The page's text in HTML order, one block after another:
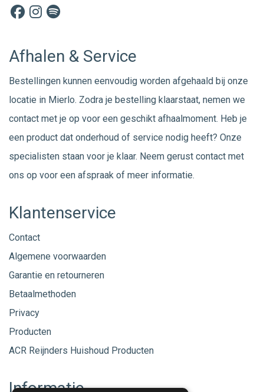
Afhalen & Service
Bestellingen kunnen eenvoudig worden afgehaald bij onze
locatie in Mierlo. Zodra je bestelling klaarstaat, nemen we
contact met je op voor een geschikt afhaalmoment. Heb je
een product dat onderhoud of service nodig heeft? Onze
specialisten staan voor je klaar. Neem gerust contact met
ons op voor een afspraak of meer informatie.
Klantenservice
Contact
Algemene voorwaarden
Garantie en retourneren
Betaalmethoden
Privacy
Producten
ACR Reijnders Huishoud Producten